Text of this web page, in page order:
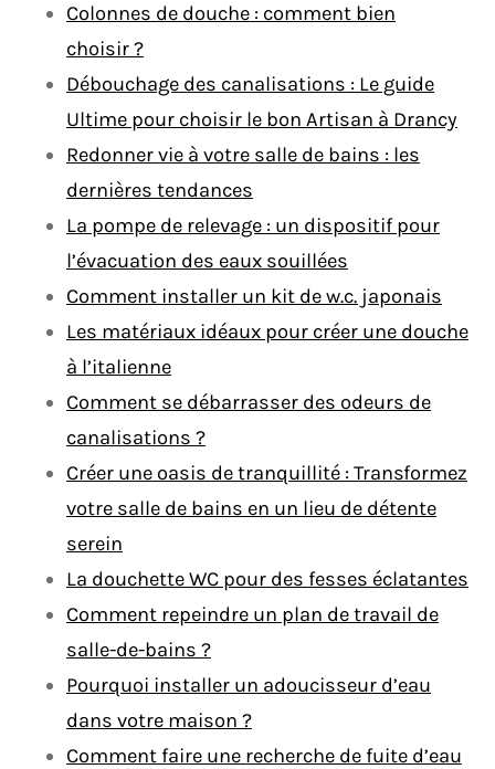
Colonnes de douche : comment bien
choisir ?
Débouchage des canalisations : Le guide
Ultime pour choisir le bon Artisan à Drancy
Redonner vie à votre salle de bains : les
dernières tendances
La pompe de relevage : un dispositif pour
l’évacuation des eaux souillées
Comment installer un kit de w.c. japonais
Les matériaux idéaux pour créer une douche
à l’italienne
Comment se débarrasser des odeurs de
canalisations ?
Créer une oasis de tranquillité : Transformez
votre salle de bains en un lieu de détente
serein
La douchette WC pour des fesses éclatantes
Comment repeindre un plan de travail de
salle-de-bains ?
Pourquoi installer un adoucisseur d’eau
dans votre maison ?
Comment faire une recherche de fuite d’eau